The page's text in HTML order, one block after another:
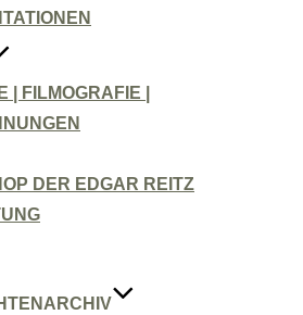
| FILMOGRAFIE |
DER EDGAR REITZ